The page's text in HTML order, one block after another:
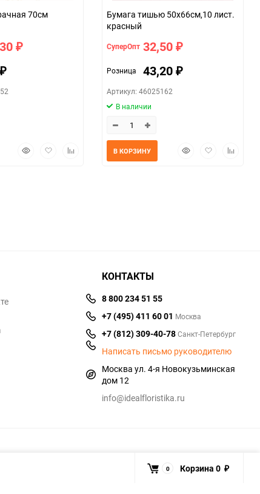
Пленка прозрачная 70см
₽
₽
БыстрыйДобавитьДобавить
Бумага тишью 50х66см,10 лист.
красный
СуперОпт 32,50 ₽
Розница 43,20 ₽
Артикул: 46025162
В наличии
БыстрыйДобавить
В КОРЗИНУ
КОНТАКТЫ
8 800 234 51 55
+7 (495) 411 60 01 Москва
+7 (812) 309-40-78Санкт-Петербург
Написать письмо руководителю
Москва ул. 4-я Новокузьминская
дом 12
info@idealfloristika.ru
0 Корзина 0 ₽